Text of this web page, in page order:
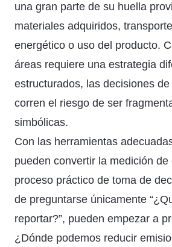
una gran parte de su huella
materiales adquiridos,
energético o uso del producto.
áreas requiere una estrategia
estructurados, las decisiones
corren el riesgo de ser
simbólicas.
Con las herramientas
pueden convertir la medición de
proceso práctico de toma de
de preguntarse únicamente
reportar?”, pueden empezar a
¿Dónde podemos reducir